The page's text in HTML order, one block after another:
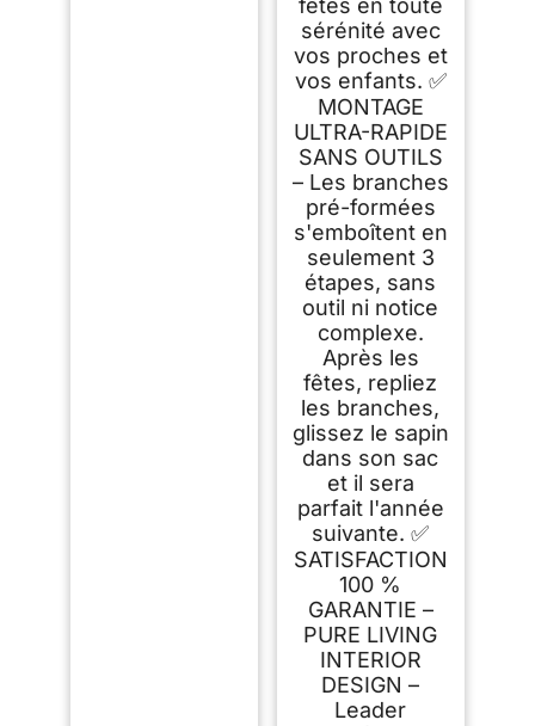
fêtes en toute
sérénité avec
vos proches et
vos enfants. ✅
MONTAGE
ULTRA-RAPIDE
SANS OUTILS
– Les branches
pré-formées
s'emboîtent en
seulement 3
étapes, sans
outil ni notice
complexe.
Après les
fêtes, repliez
les branches,
glissez le sapin
dans son sac
et il sera
parfait l'année
suivante. ✅
SATISFACTION
100 %
GARANTIE –
PURE LIVING
INTERIOR
DESIGN –
Leader